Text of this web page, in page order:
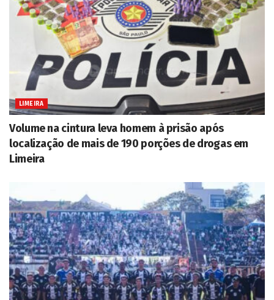
LIMEIRA
Volume na cintura leva homem à prisão após
localização de mais de 190 porções de drogas em
Limeira